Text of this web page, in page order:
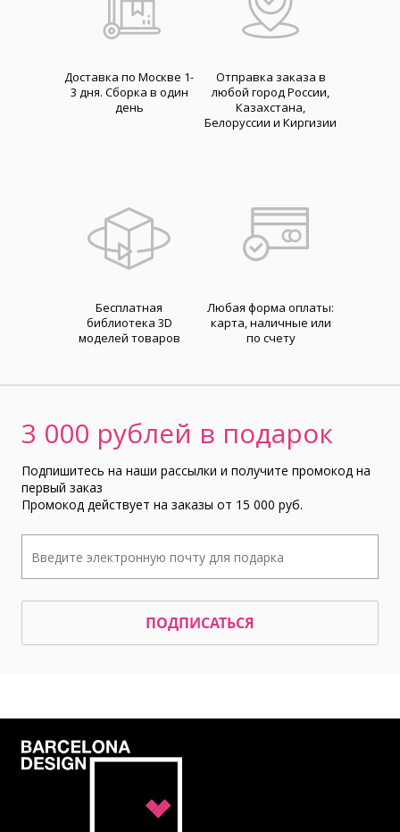
Доставка по Москве 1-
3 дня. Cборка в один
день
Отправка заказа в
любой город России,
Казахстана,
Белоруссии и Киргизии
Бесплатная
библиотека 3D
моделей товаров
Любая форма оплаты:
карта, наличные или
по счету
3 000 рублей в подарок
Подпишитесь на наши рассылки и получите промокод на
первый заказ
Промокод действует на заказы от 15 000 руб.
ПОДПИСАТЬСЯ